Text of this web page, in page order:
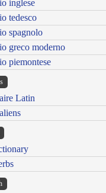
inglese
tedesco
spagnolo
greco moderno
piemontese
Latin